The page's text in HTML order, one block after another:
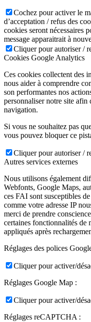
Cochez pour activer le
d’acceptation / refus des
cookies seront nécessaires
message apparaitrait à
Cliquer pour autoriser /
Cookies Google Analytics
Ces cookies collectent des
nous aider à comprendre
son performantes nos
personnaliser notre site afin
navigation.
Si vous ne souhaitez pas
vous pouvez bloquer ce
Cliquer pour autoriser /
Autres services externes
Nous utilisons également
Webfonts, Google Maps,
ces FAI sont susceptibles
comme votre adresse IP
merci de prendre
certaines fonctionnalités de
appliqués après
Réglages des polices
Cliquer pour activer/
Réglages Google Map :
Cliquer pour activer/
Réglages reCAPTCHA :